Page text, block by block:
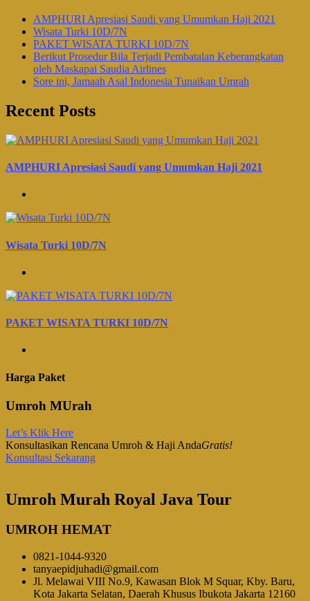
AMPHURI Apresiasi Saudi yang Umumkan Haji 2021
Wisata Turki 10D/7N
PAKET WISATA TURKI 10D/7N
Berikut Prosedur Bila Terjadi Pembatalan Keberangkatan
oleh Maskapai Saudia Airlines
Sore ini, Jamaah Asal Indonesia Tunaikan Umrah
Recent Posts
AMPHURI Apresiasi Saudi yang Umumkan Haji 2021
Wisata Turki 10D/7N
PAKET WISATA TURKI 10D/7N
Harga Paket
Umroh MUrah
Let’s Klik Here
Konsultasikan Rencana Umroh & Haji AndaGratis!
Konsultasi Sekarang
Umroh Murah Royal Java Tour
UMROH HEMAT
0821-1044-9320
tanyaepidjuhadi@gmail.com
Jl. Melawai VIII No.9, Kawasan Blok M Squar, Kby. Baru,
Kota Jakarta Selatan, Daerah Khusus Ibukota Jakarta 12160